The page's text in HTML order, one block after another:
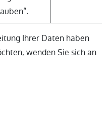
Ihrer Daten haben
wenden Sie sich an